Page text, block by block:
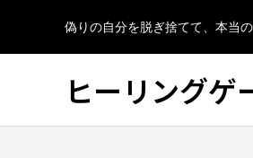
偽りの自分を脱ぎ捨てて、本当
ヒーリングゲ